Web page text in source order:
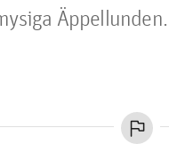
flag